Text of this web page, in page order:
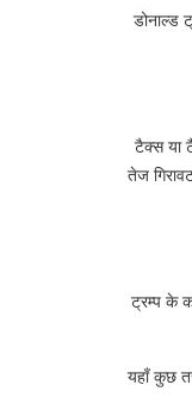
डोनाल्ड
टैक्स या
तेज
ट्रम्प के
यहाँ कुछ